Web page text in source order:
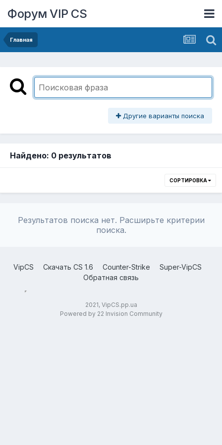
Форум VIP CS
Главная
Другие варианты поиска
Найдено: 0 результатов
СОРТИРОВКА
Результатов поиска нет. Расширьте критерии
поиска.
VipCS Скачать CS 1.6 Counter-Strike
Super-VipCS
Обратная связь
2021, VipCS.pp.ua
Powered by 22 Invision Community